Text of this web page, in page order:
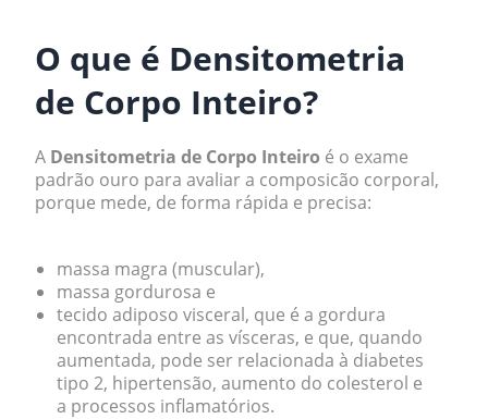
O que é Densitometria
de Corpo Inteiro?
A Densitometria de Corpo Inteiro é o exame
padrão ouro para avaliar a composicão corporal,
porque mede, de forma rápida e precisa:
massa magra (muscular),
massa gordurosa e
tecido adiposo visceral, que é a gordura
encontrada entre as vísceras, e que, quando
aumentada, pode ser relacionada à diabetes
tipo 2, hipertensão, aumento do colesterol e
a processos inflamatórios.